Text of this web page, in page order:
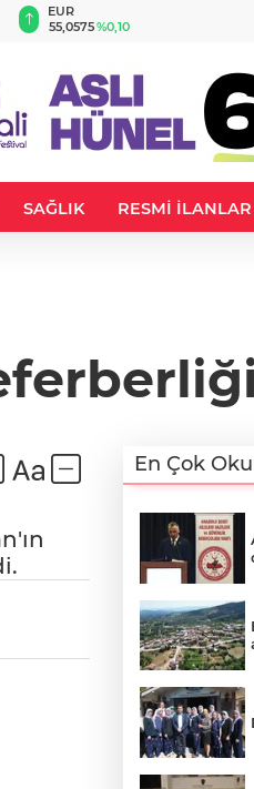
EUR
55,0575%0,10
SAĞLIK RESMİ İLANLAR
En Çok